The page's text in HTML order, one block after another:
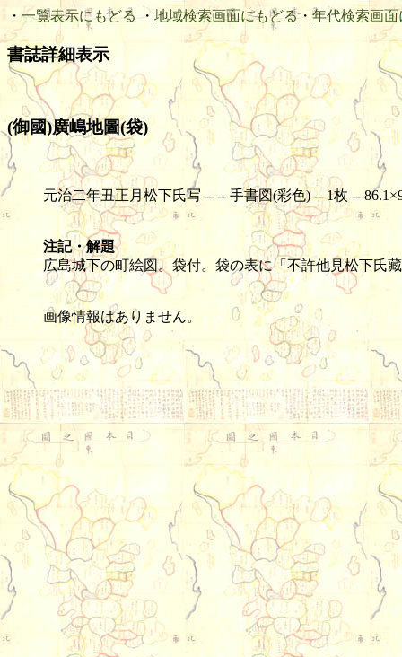
・ 一覧表示にもどる ・ 地域検索画面にもどる・ 年代検索画面
書誌詳細表示
(御國)廣嶋地圖(袋)
元治二年丑正月松下氏写 -- -- 手書図(彩色) -- 1枚 --
注記・解題
広島城下の町絵図。袋付。袋の表に「不許他見松下氏
画像情報はありません。